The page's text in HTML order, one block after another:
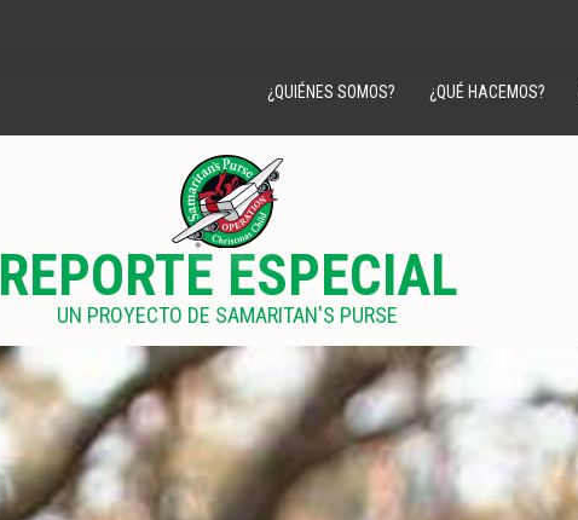
¿QUIÉNES SOMOS? ¿QUÉ HACEMOS?
REPORTE ESPECIAL
UN PROYECTO DE SAMARITAN'S PURSE